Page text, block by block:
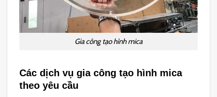
Gia công tạo hình mica
Các dịch vụ gia công tạo hình mica
theo yêu cầu